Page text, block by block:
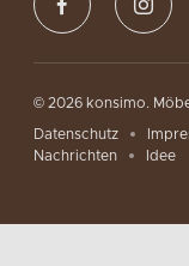
© 2026 konsimo.
Datenschutz
Nachrichten
Idee